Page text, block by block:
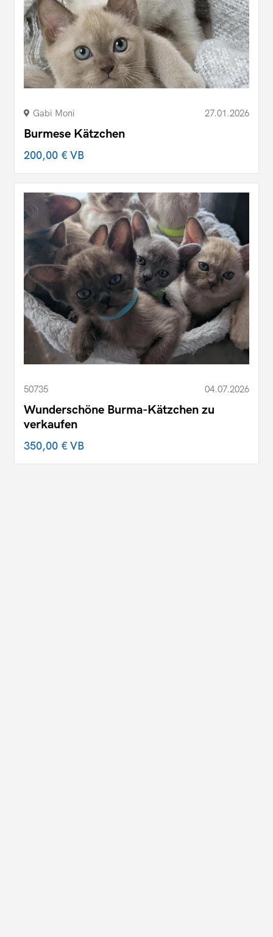
Gabi Moni 27.01.2026
Burmese Kätzchen
200,00 €VB
50735 04.07.2026
Wunderschöne Burma-Kätzchen zu
verkaufen
350,00 €VB